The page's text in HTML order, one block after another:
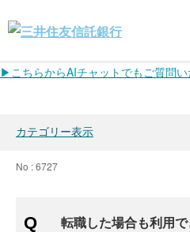
▶こちらからAIチャットでもご質問
カテゴリー表示
No : 6727
転職した場合も利用